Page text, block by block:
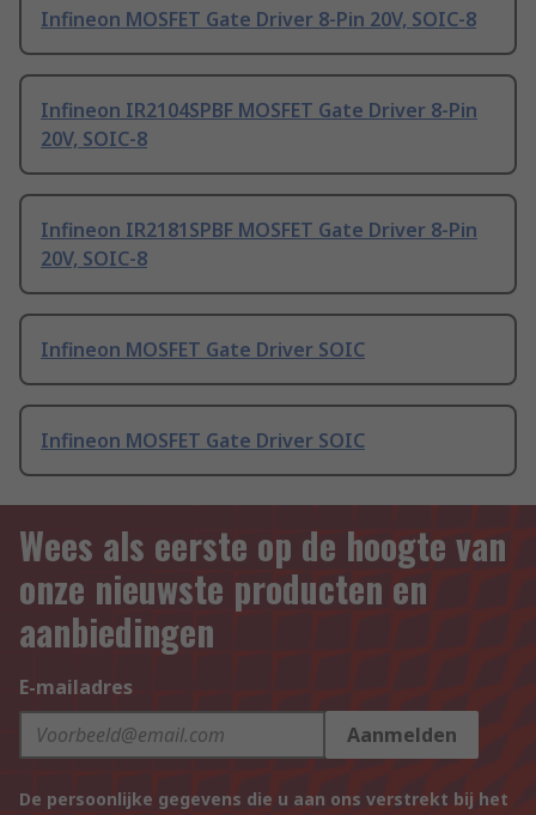
Infineon MOSFET Gate Driver 8-Pin 20V, SOIC-8
Infineon IR2104SPBF MOSFET Gate Driver 8-Pin
20V, SOIC-8
Infineon IR2181SPBF MOSFET Gate Driver 8-Pin
20V, SOIC-8
Infineon MOSFET Gate Driver SOIC
Infineon MOSFET Gate Driver SOIC
Wees als eerste op de hoogte van
onze nieuwste producten en
aanbiedingen
E-mailadres
Aanmelden
De persoonlijke gegevens die u aan ons verstrekt bij het